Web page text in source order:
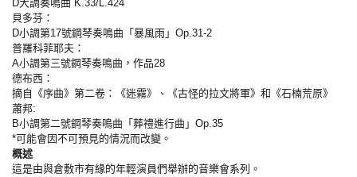
D大調奏鳴曲 K.33/L.424
貝多芬：
D小調第17號鋼琴奏鳴曲「暴風雨」Op.31-2
普羅科菲耶夫：
A小調第三號鋼琴奏鳴曲，作品28
德布西：
摘自《序曲》第二卷：《迷霧》、《古怪的拉文將軍》和《石楠荒原》
蕭邦:
B小調第二號鋼琴奏鳴曲「葬禮進行曲」Op.35
*可能會因不可預見的情況而改變。
概述
這是由與倉敷市有緣的年輕演員們舉辦的音樂會系列。